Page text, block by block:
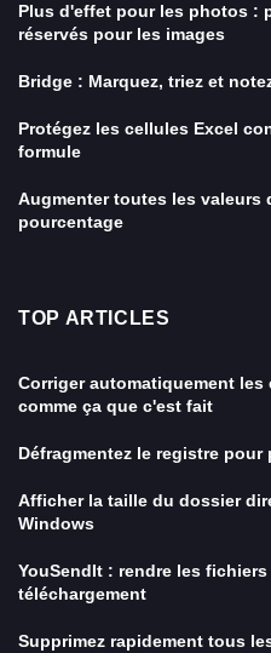
Plus d'effet pour les photos :
réservés pour les images
Bridge : Marquez, triez et
Protégez les cellules Excel
formule
Augmenter toutes les valeurs
pourcentage
TOP ARTICLES
Corriger automatiquement les
comme ça que c'est fait
Défragmentez le registre
Afficher la taille du dossier
Windows
YouSendIt : rendre les
téléchargement
Supprimez rapidement tous